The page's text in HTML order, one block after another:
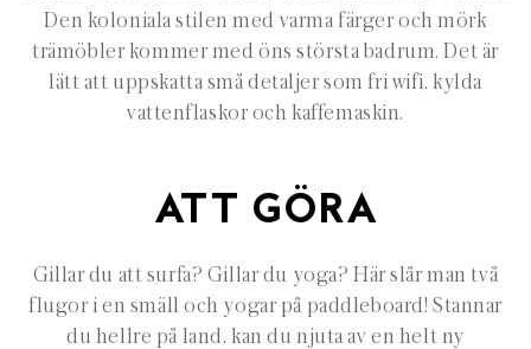
Den koloniala stilen med varma färger och mörk
trämöbler kommer med öns största badrum. Det är
lätt att uppskatta små detaljer som fri wifi, kylda
vattenflaskor och kaffemaskin.
ATT GÖRA
Gillar du att surfa? Gillar du yoga? Här slår man två
flugor i en smäll och yogar på paddleboard! Stannar
du hellre på land, kan du njuta av en helt ny